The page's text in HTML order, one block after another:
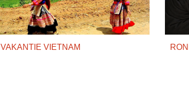
VAKANTIE VIETNAM